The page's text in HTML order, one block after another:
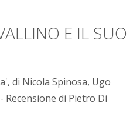
E IL SUO
di Nicola Spinosa, Ugo
Recensione di Pietro Di